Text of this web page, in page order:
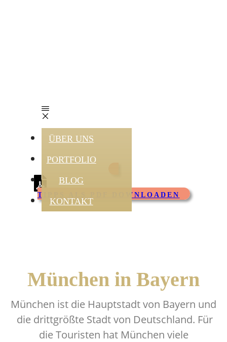
Hosentasche
TIPPS ALS PDF DOWNLOADEN
ÜBER UNS
PORTFOLIO
BLOG
KONTAKT
München in Bayern
München ist die Hauptstadt von Bayern und
die drittgrößte Stadt von Deutschland. Für
die Touristen hat München viele